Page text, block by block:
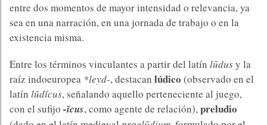
entre dos momentos de mayor intensidad o relevancia, ya
sea en una narración, en una jornada de trabajo o en la
existencia misma.
Entre los términos vinculantes a partir del latín lūdusy la
raíz indoeuropea *leyd-, destacan lúdico (observado en el
latín lūdĭcus, señalando aquello perteneciente al juego,
con el sufijo -ĭcus, como agente de relación),preludio